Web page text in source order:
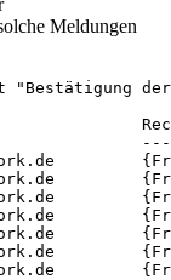
Meldungen
"Bestätigung